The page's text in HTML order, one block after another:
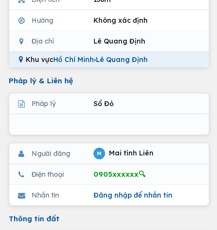
Hướng Không xác định
Địa chỉ Lê Quang Định
Khu vựcHồ Chí Minh›Lê Quang Định
Pháp lý & Liên hệ
Pháp lý Sổ Đỏ
Người đăng M Mai tình Liên
Điện thoại 0905xxxxxx🔍
Nhắn tin Đăng nhập để nhắn tin
Thông tin đất